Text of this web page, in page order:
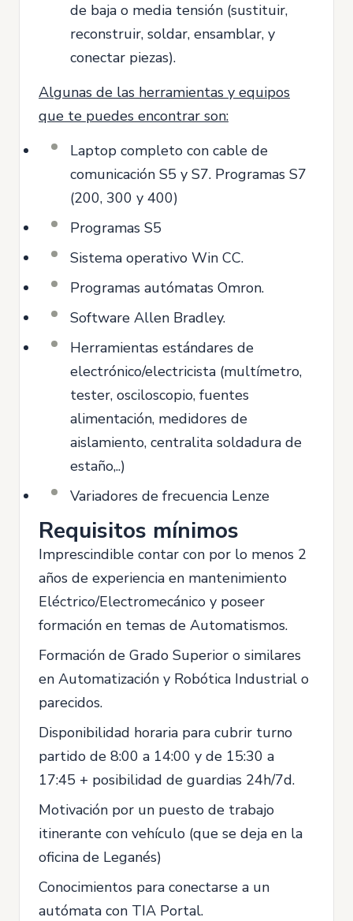
de baja o media tensión (sustituir,
reconstruir, soldar, ensamblar, y
conectar piezas).
Algunas de las herramientas y equipos
que te puedes encontrar son:
Laptop completo con cable de
comunicación S5 y S7. Programas S7
(200, 300 y 400)
Programas S5
Sistema operativo Win CC.
Programas autómatas Omron.
Software Allen Bradley.
Herramientas estándares de
electrónico/electricista (multímetro,
tester, osciloscopio, fuentes
alimentación, medidores de
aislamiento, centralita soldadura de
estaño,..)
Variadores de frecuencia Lenze
Requisitos mínimos
Imprescindible contar con por lo menos 2
años de experiencia en mantenimiento
Eléctrico/Electromecánico y poseer
formación en temas de Automatismos.
Formación de Grado Superior o similares
en Automatización y Robótica Industrial o
parecidos.
Disponibilidad horaria para cubrir turno
partido de 8:00 a 14:00 y de 15:30 a
17:45 + posibilidad de guardias 24h/7d.
Motivación por un puesto de trabajo
itinerante con vehículo (que se deja en la
oficina de Leganés)
Conocimientos para conectarse a un
autómata con TIA Portal.